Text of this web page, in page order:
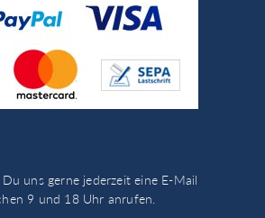
uns gerne jederzeit eine E-Mail
9 und 18 Uhr anrufen.